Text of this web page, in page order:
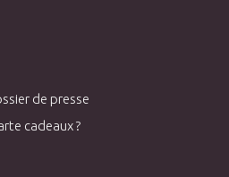
de presse
cadeaux ?